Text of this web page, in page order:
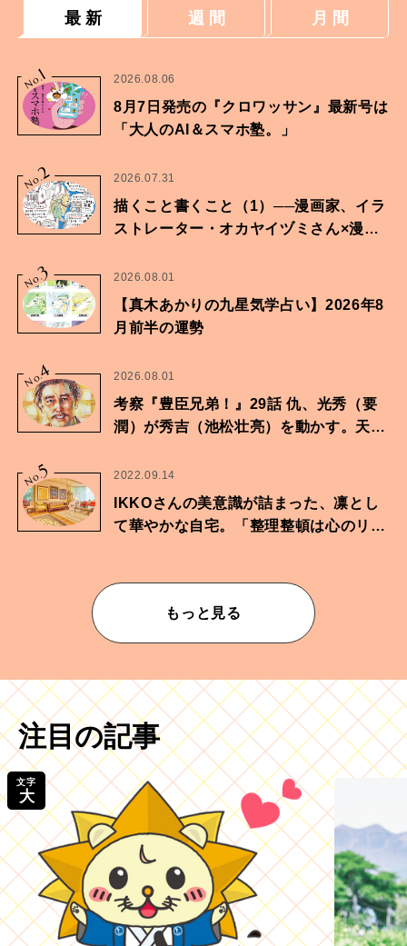
文字
大
最 新 週 間 月 間
No.
1 2026.08.06
8月7日発売の『クロワッサン』最新号は
「大人のAI＆スマホ塾。」
No.2 2026.07.31
描くこと書くこと（1）──漫画家、イラ
ストレーター・オカヤイヅミさん×漫画
No.3 2026.08.01
【真木あかりの九星気学占い】2026年8
月前半の運勢
No.
4 2026.08.01
考察『豊臣兄弟！』29話 仇、光秀（要
潤）が秀吉（池松壮亮）を動かす。天下
No.5 2022.09.14
IKKOさんの美意識が詰まった、凛とし
て華やかな自宅。「整理整頓は心のリズ
もっと見る
注目の記事